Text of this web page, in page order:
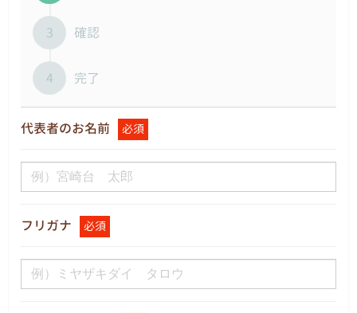
3 確認
4 完了
代表者のお名前 必須
フリガナ 必須